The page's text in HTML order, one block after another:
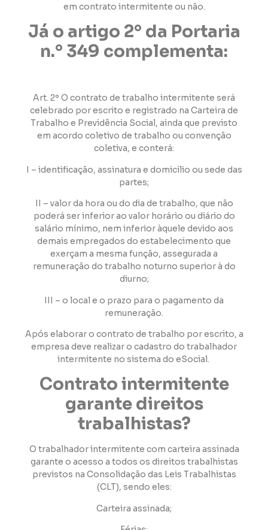
em contrato intermitente ou não.
Já o artigo 2° da Portaria
n.° 349 complementa:
Art. 2º O contrato de trabalho intermitente será
celebrado por escrito e registrado na Carteira de
Trabalho e Previdência Social, ainda que previsto
em acordo coletivo de trabalho ou convenção
coletiva, e conterá:
I – identificação, assinatura e domicílio ou sede das
partes;
II – valor da hora ou do dia de trabalho, que não
poderá ser inferior ao valor horário ou diário do
salário mínimo, nem inferior àquele devido aos
demais empregados do estabelecimento que
exerçam a mesma função, assegurada a
remuneração do trabalho noturno superior à do
diurno;
III – o local e o prazo para o pagamento da
remuneração.
Após elaborar o contrato de trabalho por escrito, a
empresa deve realizar o cadastro do trabalhador
intermitente no sistema do eSocial.
Contrato intermitente
garante direitos
trabalhistas?
O trabalhador intermitente com carteira assinada
garante o acesso a todos os direitos trabalhistas
previstos na Consolidação das Leis Trabalhistas
(CLT), sendo eles:
Carteira assinada;